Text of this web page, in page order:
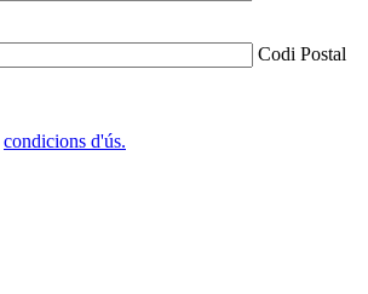
Codi Postal
condicions d'ús.